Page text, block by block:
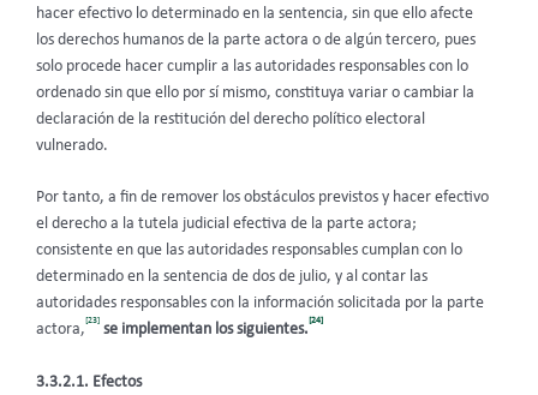
hacer efectivo lo determinado en la sentencia, sin que ello afecte
los derechos humanos de la parte actora o de algún tercero, pues
solo procede hacer cumplir a las autoridades responsables con lo
ordenado sin que ello por sí mismo, constituya variar o cambiar la
declaración de la restitución del derecho político electoral
vulnerado.
Por tanto, a fin de remover los obstáculos previstos y hacer efectivo
el derecho a la tutela judicial efectiva de la parte actora;
consistente en que las autoridades responsables cumplan con lo
determinado en la sentencia de dos de julio, y al contar las
autoridades responsables con la información solicitada por la parte
actora,
[23]
se implementan los siguientes.
[24]
3.3.2.1. Efectos